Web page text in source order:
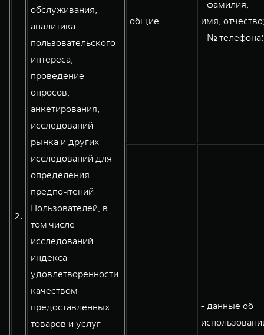
2.
обслуживания,
аналитика
пользовательского
интереса,
проведение
опросов,
анкетирования,
исследований
рынка и других
исследований для
определения
предпочтений
Пользователей, в
том числе
исследований
индекса
удовлетворенности
качеством
предоставленных
товаров и услуг
общие
- фамилия,
имя,
- № телефона;
- данные об